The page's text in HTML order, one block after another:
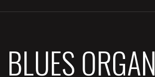
BLUES